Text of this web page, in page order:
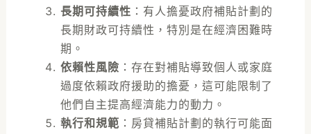
長期可持續性 ：有人擔憂政府補貼計劃的
長期財政可持續性，特別是在經濟困難時
期。
依賴性風險 ：存在對補貼導致個人或家庭
過度依賴政府援助的擔憂，這可能限制了
他們自主提高經濟能力的動力。
執行和規範 ：房貸補貼計劃的執行可能面